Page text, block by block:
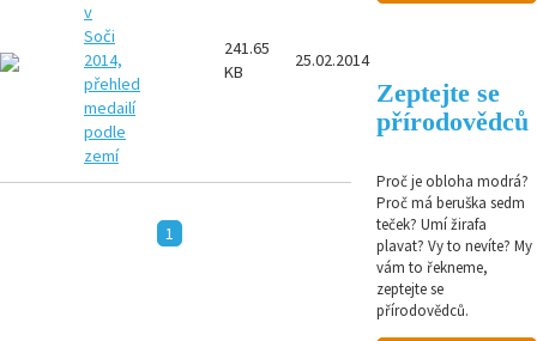
v
Soči
2014,
přehled
medailí
podle
zemí
241.65
KB
25.02.2014
1
Zeptejte se
přírodovědců
Proč je obloha modrá?
Proč má beruška sedm
teček? Umí žirafa
plavat? Vy to nevíte? My
vám to řekneme,
zeptejte se
přírodovědců.